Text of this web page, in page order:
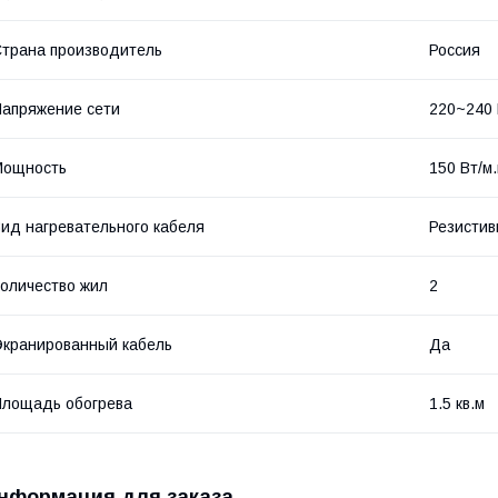
производитель Россия
сети 220~240
150 Вт/
нагревательного кабеля
жил 2
кабель Да
обогрева 1.5 кв.м